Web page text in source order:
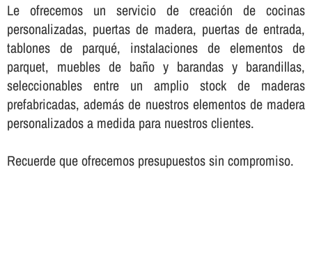
Le ofrecemos un servicio de creación de cocinas
personalizadas, puertas de madera, puertas de entrada,
tablones de parqué, instalaciones de elementos de
parquet, muebles de baño y barandas y barandillas,
seleccionables entre un amplio stock de maderas
prefabricadas, además de nuestros elementos de madera
personalizados a medida para nuestros clientes.
Recuerde que ofrecemos presupuestos sin compromiso.